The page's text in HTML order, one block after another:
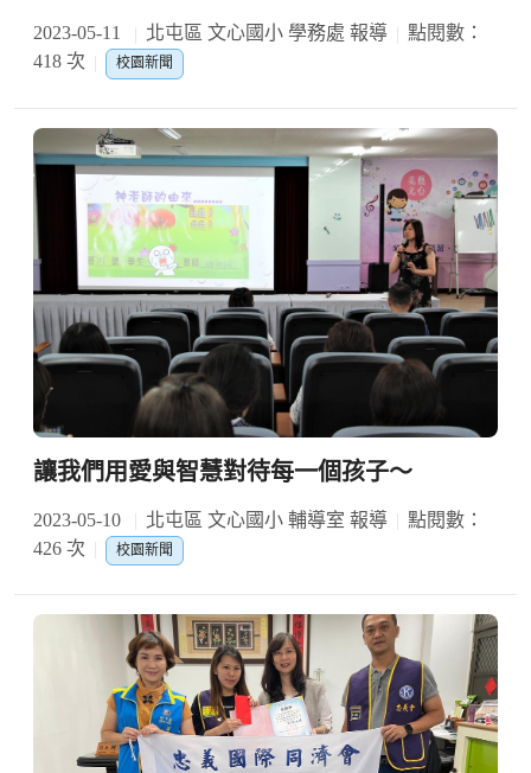
2023-05-11 北屯區 文心國小 學務處 報導
點閱數：
418 次
校園新聞
讓我們用愛與智慧對待每一個孩子～
2023-05-10 北屯區 文心國小 輔導室 報導
點閱數：
426 次
校園新聞